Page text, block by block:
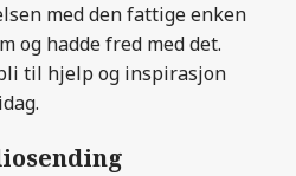
med den fattige enken
og hadde fred med det.
til hjelp og inspirasjon